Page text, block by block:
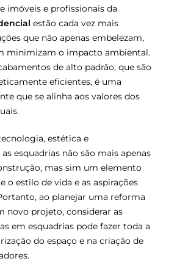
imóveis e profissionais da
estão cada vez mais
que não apenas embelezam,
minimizam o impacto ambiental.
de alto padrão, que são
eficientes, é uma
que se alinha aos valores dos
estética e
esquadrias não são mais apenas
mas sim um elemento
o estilo de vida e as aspirações
ao planejar uma reforma
novo projeto, considerar as
em esquadrias pode fazer toda a
do espaço e na criação de